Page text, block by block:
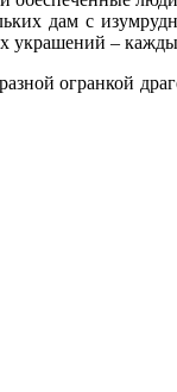
дам с
украшений –
огранкой